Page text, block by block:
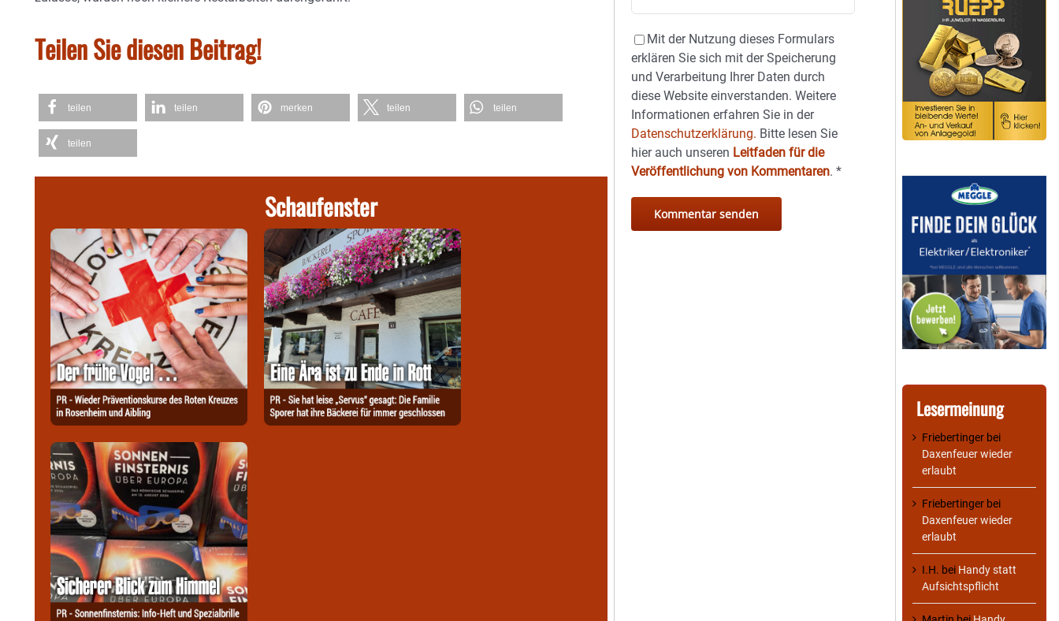
Teilen Sie diesen Beitrag!
teilen teilen merken teilen teilen
teilen
Schaufenster
Mit der Nutzung dieses Formulars
erklären Sie sich mit der Speicherung
und Verarbeitung Ihrer Daten durch
diese Website einverstanden. Weitere
Informationen erfahren Sie in der
Datenschutzerklärung. Bitte lesen Sie
hier auch unseren Leitfaden für die
Veröffentlichung von Kommentaren.*
Lesermeinung
Friebertinger bei
Daxenfeuer wieder
erlaubt
Friebertinger bei
Daxenfeuer wieder
erlaubt
I.H. bei Handy statt
Aufsichtspflicht